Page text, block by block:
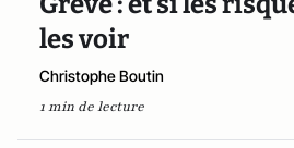
les voir
Christophe Boutin
1 min de lecture